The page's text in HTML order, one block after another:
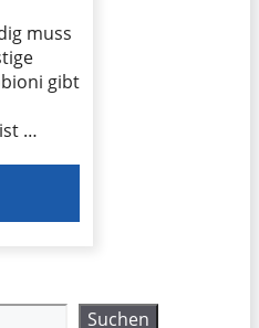
muss
gibt
…
Suchen